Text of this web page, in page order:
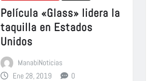
Película «Glass» lidera la
taquilla en Estados
Unidos
ManabiNoticias
Ene 28, 2019
0